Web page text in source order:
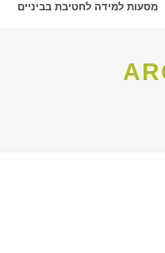
מסעות למידה לחטיבת בביניים